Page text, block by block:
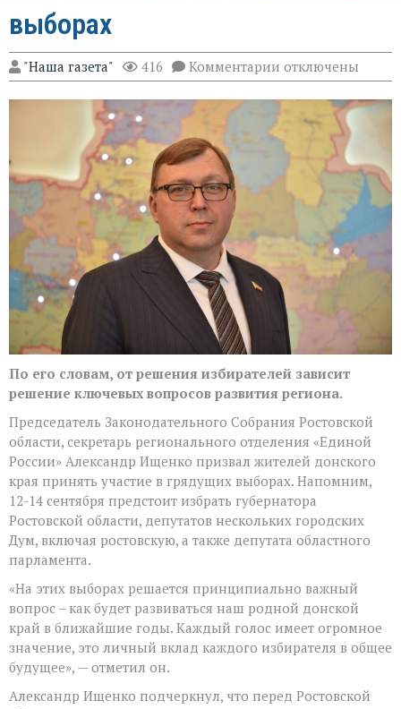
выборах
"Наша газета" 416 Комментарии к
записи
Лидер
донских
единороссов
Александр
Ищенко
призвал
жителей
Ростовской
проголосовать
предстоящих
выборах
отключены
По его словам, от решения избирателей зависит
решение ключевых вопросов развития региона.
Председатель Законодательного Собрания Ростовской
области, секретарь регионального отделения «Единой
России» Александр Ищенко призвал жителей донского
края принять участие в грядущих выборах. Напомним,
12-14 сентября предстоит избрать губернатора
Ростовской области, депутатов нескольких городских
Дум, включая ростовскую, а также депутата областного
парламента.
«На этих выборах решается принципиально важный
вопрос – как будет развиваться наш родной донской
край в ближайшие годы. Каждый голос имеет огромное
значение, это личный вклад каждого избирателя в общее
будущее», — отметил он.
Александр Ищенко подчеркнул, что перед Ростовской